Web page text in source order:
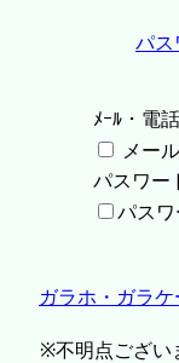
パス
ﾒｰﾙ・電
メー
パスワー
パス
ガラホ・ガラ
※不明点ござい